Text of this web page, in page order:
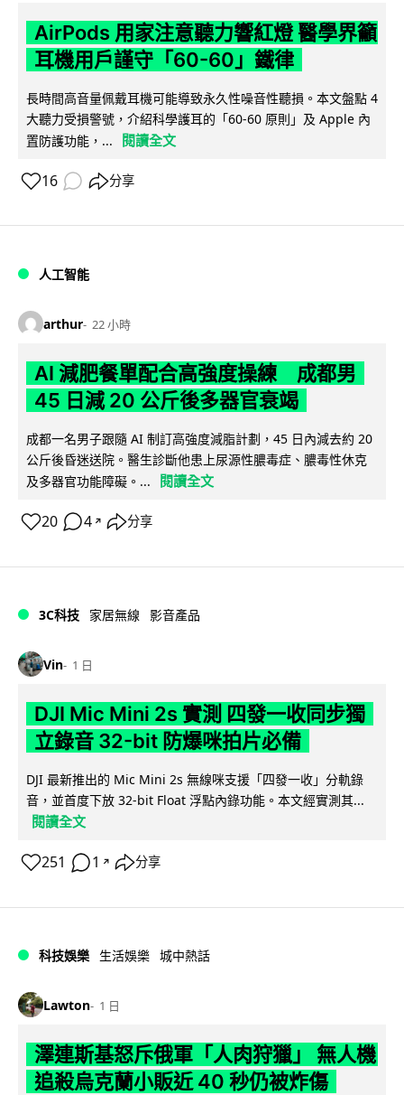
AirPods 用家注意聽力響紅燈 醫學界籲
耳機用戶謹守「60-60」鐵律
長時間高音量佩戴耳機可能導致永久性噪音性聽損。本文盤點 4
大聽力受損警號，介紹科學護耳的「60-60 原則」及 Apple 內
置防護功能，...
閱讀全文
16 分享
人工智能
arthur 22 小時
AI 減肥餐單配合高強度操練 成都男
45 日減 20 公斤後多器官衰竭
成都一名男子跟隨 AI 制訂高強度減脂計劃，45 日內減去約 20
公斤後昏迷送院。醫生診斷他患上尿源性膿毒症、膿毒性休克
及多器官功能障礙。...
閱讀全文
20 4 ↗ 分享
3C科技 家居無線 影音產品
Vin 1 日
DJI Mic Mini 2s 實測 四發一收同步獨
立錄音 32-bit 防爆咪拍片必備
DJI 最新推出的 Mic Mini 2s 無線咪支援「四發一收」分軌錄
音，並首度下放 32-bit Float 浮點內錄功能。本文經實測其...
閱讀全文
251 1 ↗ 分享
科技娛樂 生活娛樂 城中熱話
Lawton 1 日
澤連斯基怒斥俄軍「人肉狩獵」 無人機
追殺烏克蘭小販近 40 秒仍被炸傷